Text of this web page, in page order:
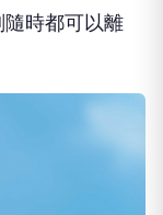
時都可以離